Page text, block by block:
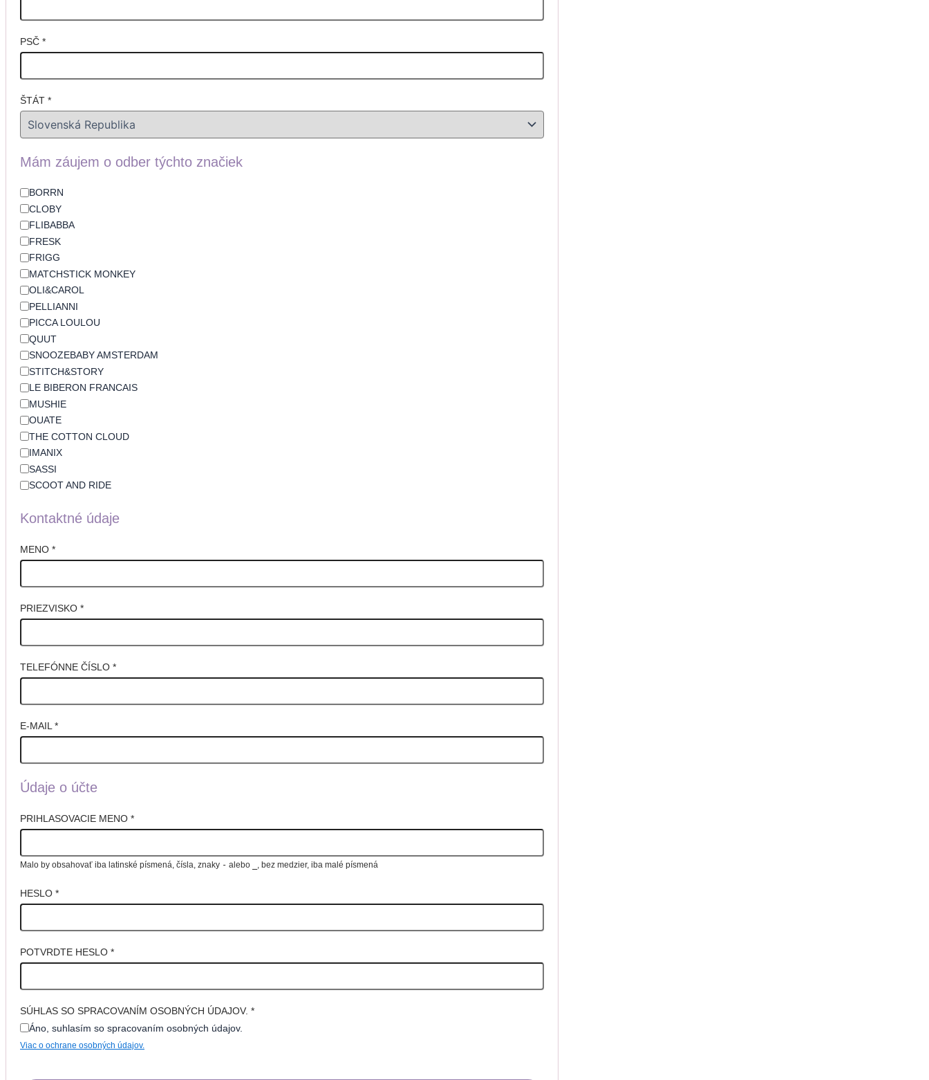
PSČ *
ŠTÁT *
Mám záujem o odber týchto značiek
BORRN
CLOBY
FLIBABBA
FRESK
FRIGG
MATCHSTICK MONKEY
OLI&CAROL
PELLIANNI
PICCA LOULOU
QUUT
SNOOZEBABY AMSTERDAM
STITCH&STORY
LE BIBERON FRANCAIS
MUSHIE
OUATE
THE COTTON CLOUD
IMANIX
SASSI
SCOOT AND RIDE
Kontaktné údaje
MENO *
PRIEZVISKO *
TELEFÓNNE ČÍSLO *
E-MAIL *
Údaje o účte
PRIHLASOVACIE MENO *
Malo by obsahovať iba latinské písmená, čísla, znaky - alebo , bez medzier, iba malé písmená
HESLO *
POTVRDTE HESLO *
SÚHLAS SO SPRACOVANÍM OSOBNÝCH ÚDAJOV. *
Áno, suhlasím so spracovaním osobných údajov.
Viac o ochrane osobných údajov.